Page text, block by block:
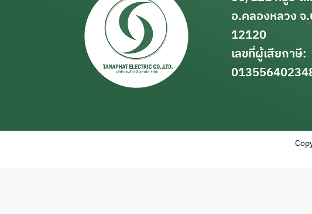
อ.คลองหลวง จ
12120
เลขที่ผู้เสียกาษี: